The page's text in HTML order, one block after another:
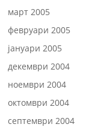
март 2005
февруари 2005
јануари 2005
декември 2004
ноември 2004
октомври 2004
септември 2004